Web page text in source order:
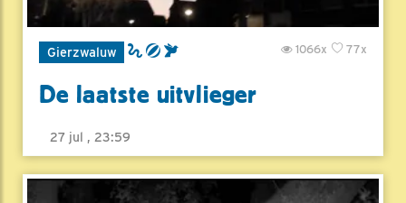
Gierzwaluw 77x
1066x
De laatste uitvlieger
27 jul , 23:59